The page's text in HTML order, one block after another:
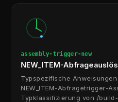
assembly-trigger-new
NEW_ITEM-
Typspezifische
NEW_ITEM-Abfragetrigger-
Typklassifizierung von /